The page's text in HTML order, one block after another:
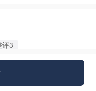
评3